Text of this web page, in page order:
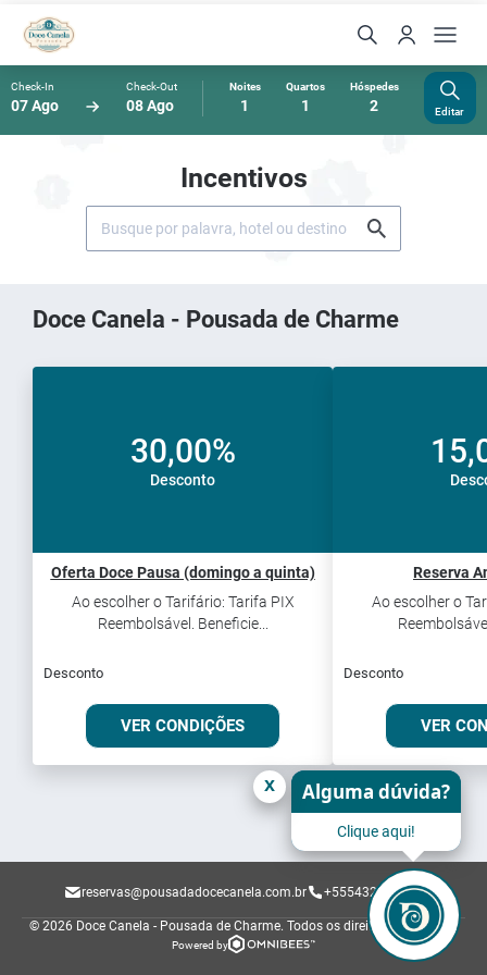
Check-In
07 Ago
Check-Out
08 Ago
Noites
1
Quartos
1
Hóspedes
2 Editar
Incentivos
Doce Canela - Pousada de Charme
30,00%
Desconto
Oferta Doce Pausa (domingo a quinta)
Ao escolher o Tarifário: Tarifa PIX
Reembolsável. Beneficie...
Desconto
VER CONDIÇÕES
Reserva
Ao escolher o
Desconto
VER
reservas@pousadadocecanela.com.br +555432829229
© 2026 Doce Canela - Pousada de Charme. Todos os direitos reservados.
Powered by
Alguma dúvida?
Clique aqui!
x